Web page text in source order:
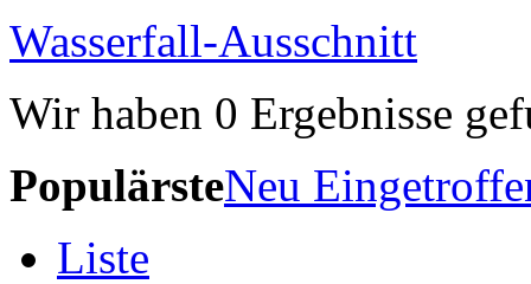
Wasserfall-Ausschnitt
Wir haben 0 Ergebnisse
PopulärsteNeu
Liste